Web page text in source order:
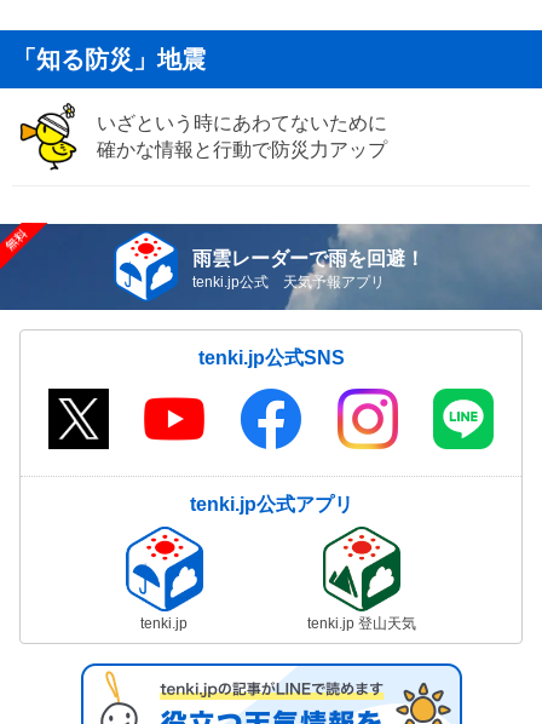
「知る防災」地震
いざという時にあわてないために
確かな情報と行動で防災力アップ
雨雲レーダーで雨を回避！
tenki.jp公式 天気予報アプリ
tenki.jp公式SNS
tenki.jp公式アプリ
tenki.jp tenki.jp 登山天気